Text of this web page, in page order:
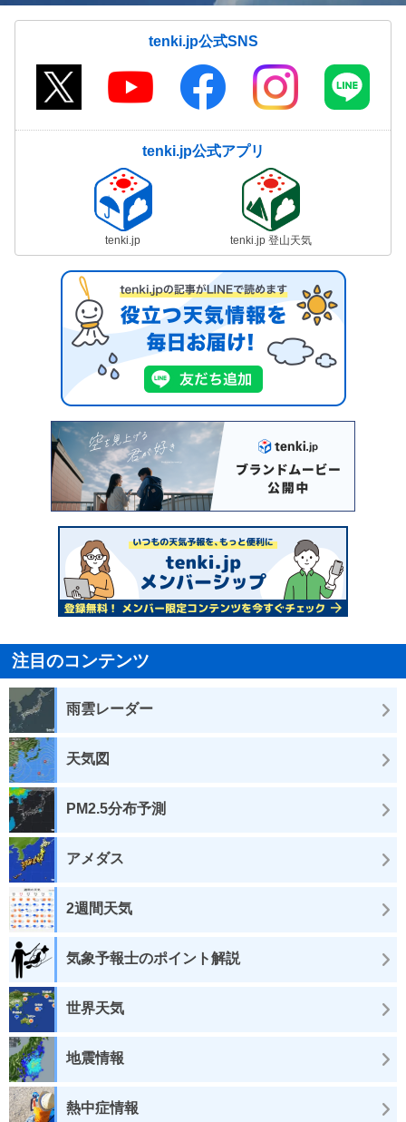
tenki.jp公式SNS
tenki.jp公式アプリ
tenki.jp tenki.jp 登山天気
注目のコンテンツ
雨雲レーダー
天気図
PM2.5分布予測
アメダス
2週間天気
気象予報士のポイント解説
世界天気
地震情報
熱中症情報